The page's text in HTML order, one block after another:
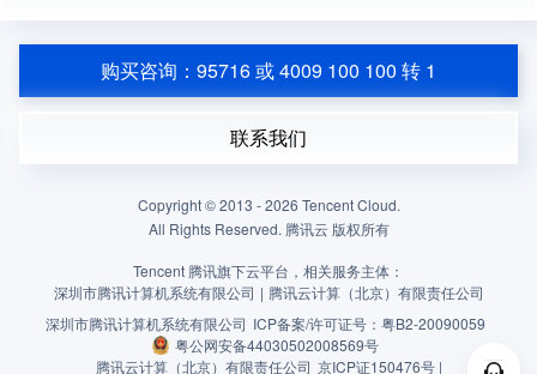
购买咨询：95716 或 4009 100 100 转 1
联系我们
Copyright © 2013 -2026 Tencent Cloud.
All Rights Reserved. 腾讯云 版权所有
Tencent 腾讯旗下云平台，相关服务主体：
深圳市腾讯计算机系统有限公司 | 腾讯云计算（北京）有限责任公司
深圳市腾讯计算机系统有限公司 ICP备案/许可证号： 粤B2-20090059
粤公网安备44030502008569号
腾讯云计算（北京）有限责任公司 京ICP证150476号 |